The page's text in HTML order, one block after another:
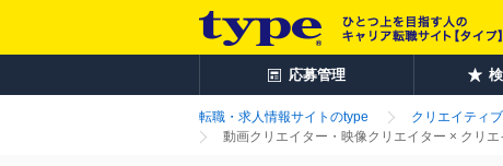
応募管理
転職・求人情報サイトのtype クリエイティ
動画クリエイター・映像クリエイター × クリ